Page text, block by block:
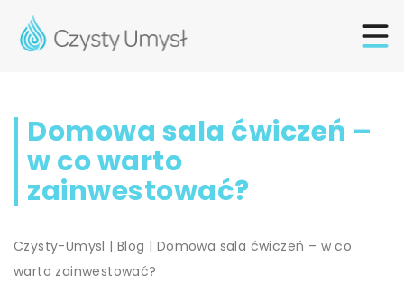
Domowa sala ćwiczeń –
w co warto
zainwestować?
Czysty-Umysl |Blog | Domowa sala ćwiczeń – w co
warto zainwestować?